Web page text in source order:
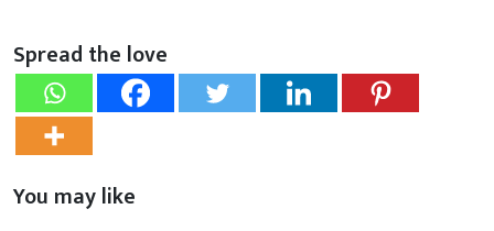
Spread the love
You may like